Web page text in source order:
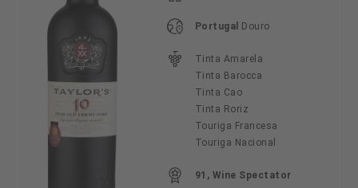
Portugal Douro
Tinta Amarela
Tinta Barocca
Tinta Cao
Tinta Roriz
Touriga Francesa
Touriga Nacional
91, Wine Spectator